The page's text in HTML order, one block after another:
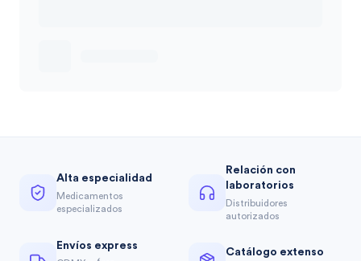
Alta especialidad
Medicamentos
especializados
Relación con
laboratorios
Distribuidores
autorizados
Envíos express
Catálogo extenso